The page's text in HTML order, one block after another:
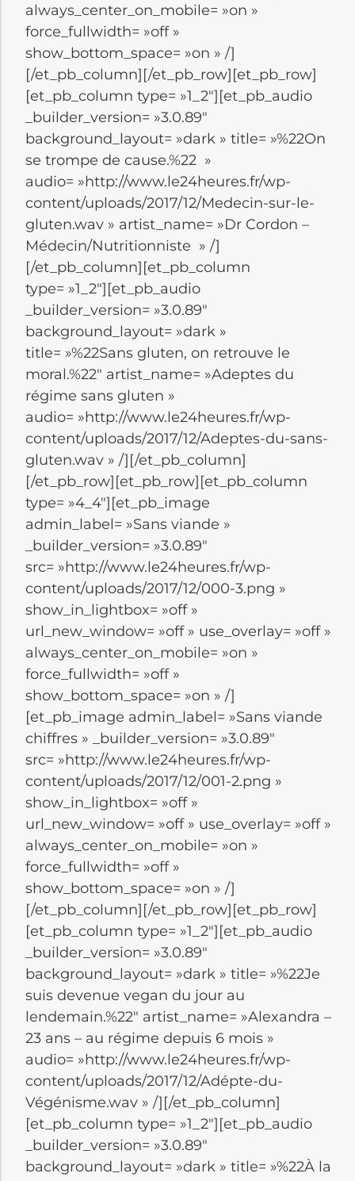
always_center_on_mobile= »on »
force_fullwidth= »off »
show_bottom_space= »on » /]
[/et_pb_column][/et_pb_row][et_pb_row]
[et_pb_column type= »1_2″][et_pb_audio
_builder_version= »3.0.89″
background_layout= »dark » title= »%22On
se trompe de cause.%22 »
audio= »http://www.le24heures.fr/wp-
content/uploads/2017/12/Medecin-sur-le-
gluten.wav » artist_name= »Dr Cordon –
Médecin/Nutritionniste » /]
[/et_pb_column][et_pb_column
type= »1_2″][et_pb_audio
_builder_version= »3.0.89″
background_layout= »dark »
title= »%22Sans gluten, on retrouve le
moral.%22″ artist_name= »Adeptes du
régime sans gluten »
audio= »http://www.le24heures.fr/wp-
content/uploads/2017/12/Adeptes-du-sans-
gluten.wav » /][/et_pb_column]
[/et_pb_row][et_pb_row][et_pb_column
type= »4_4″][et_pb_image
admin_label= »Sans viande »
_builder_version= »3.0.89″
src= »http://www.le24heures.fr/wp-
content/uploads/2017/12/000-3.png »
show_in_lightbox= »off »
url_new_window= »off » use_overlay= »off »
always_center_on_mobile= »on »
force_fullwidth= »off »
show_bottom_space= »on » /]
[et_pb_image admin_label= »Sans viande
chiffres » _builder_version= »3.0.89″
src= »http://www.le24heures.fr/wp-
content/uploads/2017/12/001-2.png »
show_in_lightbox= »off »
url_new_window= »off » use_overlay= »off »
always_center_on_mobile= »on »
force_fullwidth= »off »
show_bottom_space= »on » /]
[/et_pb_column][/et_pb_row][et_pb_row]
[et_pb_column type= »1_2″][et_pb_audio
_builder_version= »3.0.89″
background_layout= »dark » title= »%22Je
suis devenue vegan du jour au
lendemain.%22″ artist_name= »Alexandra –
23 ans – au régime depuis 6 mois »
audio= »http://www.le24heures.fr/wp-
content/uploads/2017/12/Adépte-du-
Végénisme.wav » /][/et_pb_column]
[et_pb_column type= »1_2″][et_pb_audio
_builder_version= »3.0.89″
background_layout= »dark » title= »%22À la